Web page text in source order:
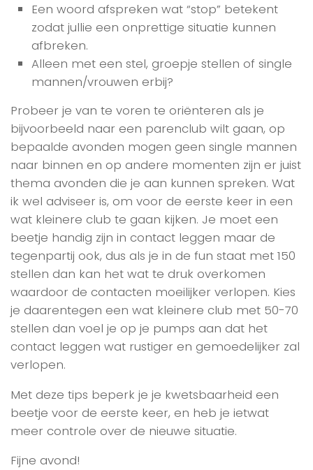
Een woord afspreken wat “stop” betekent
zodat jullie een onprettige situatie kunnen
afbreken.
Alleen met een stel, groepje stellen of single
mannen/vrouwen erbij?
Probeer je van te voren te oriënteren als je
bijvoorbeeld naar een parenclub wilt gaan, op
bepaalde avonden mogen geen single mannen
naar binnen en op andere momenten zijn er juist
thema avonden die je aan kunnen spreken. Wat
ik wel adviseer is, om voor de eerste keer in een
wat kleinere club te gaan kijken. Je moet een
beetje handig zijn in contact leggen maar de
tegenpartij ook, dus als je in de fun staat met 150
stellen dan kan het wat te druk overkomen
waardoor de contacten moeilijker verlopen. Kies
je daarentegen een wat kleinere club met 50-70
stellen dan voel je op je pumps aan dat het
contact leggen wat rustiger en gemoedelijker zal
verlopen.
Met deze tips beperk je je kwetsbaarheid een
beetje voor de eerste keer, en heb je ietwat
meer controle over de nieuwe situatie.
Fijne avond!